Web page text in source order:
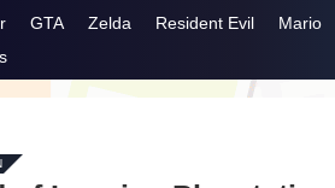
GTA Zelda Resident Evil Mario